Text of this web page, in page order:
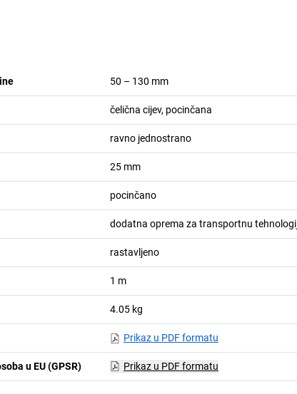
50 – 130 mm
čelična cijev, pocinčana
ravno jednostrano
25 mm
pocinčano
dodatna oprema za transportnu
rastavljeno
1 m
4.05 kg
Prikaz u PDF formatu
u EU (GPSR) Prikaz u PDF formatu